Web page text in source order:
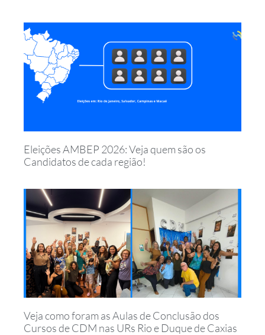
Eleições AMBEP 2026: Veja quem são os
Candidatos de cada região!
Veja como foram as Aulas de Conclusão dos
Cursos de CDM nas URs Rio e Duque de Caxias